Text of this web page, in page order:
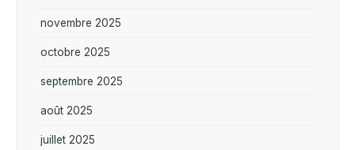
novembre 2025
octobre 2025
septembre 2025
août 2025
juillet 2025